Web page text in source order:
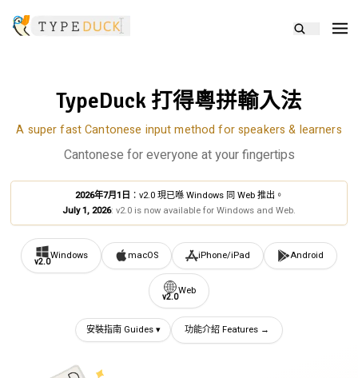
TypeDuck 打得粵拼輸入法
A super fast Cantonese input method for speakers & learners
Cantonese for everyone at your fingertips
2026年7月1日 ： v2.0 現已喺 Windows 同 Web 推出。
July 1, 2026: v2.0 is now available for Windows and Web.
v2.0Windows macOS iPhone/iPad Android
v2.0Web
安裝指南 Guides ▾ 功能介紹 Features →